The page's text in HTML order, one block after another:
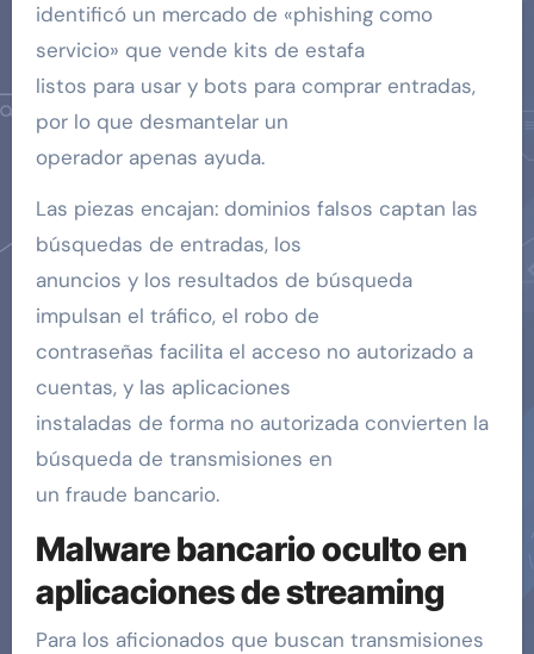
identificó un mercado de «phishing como
servicio» que vende kits de estafa
listos para usar y bots para comprar entradas,
por lo que desmantelar un
operador apenas ayuda.
Las piezas encajan: dominios falsos captan las
búsquedas de entradas, los
anuncios y los resultados de búsqueda
impulsan el tráfico, el robo de
contraseñas facilita el acceso no autorizado a
cuentas, y las aplicaciones
instaladas de forma no autorizada convierten la
búsqueda de transmisiones en
un fraude bancario.
Malware bancario oculto en
aplicaciones de streaming
Para los aficionados que buscan transmisiones